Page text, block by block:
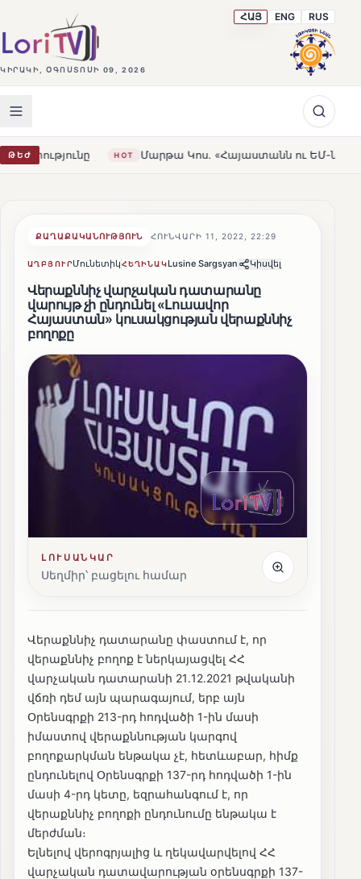
ԿԻՐԱԿԻ, ՕԳՈՍՏՈՍԻ 09, 2026
ՀԱՅ ENG RUS
ԹԵԺ HOT Մարթա Կոս. «Հայաստանն ու ԵՄ-ն երբեք այսքան մոտ
ՔԱՂԱՔԱԿԱՆՈՒԹՅՈՒՆ ՀՈՒՆՎԱՐԻ 11, 2022, 22:29
ԱՂԲՅՈՒՐՄունետիկՀԵՂԻՆԱԿLusine Sargsyan Կիսվել
Վերաքննիչ վարչական դատարանը
վարույթ չի ընդունել «Լուսավոր
Հայաստան» կուսակցության վերաքննիչ
բողոքը
ԼՈՒՍԱՆԿԱՐ
Սեղմիր՝ բացելու համար
Վերաքննիչ դատարանը փաստում է, որ
վերաքննիչ բողոք է ներկայացվել ՀՀ
վարչական դատարանի 21․12․2021 թվականի
վճռի դեմ այն պարագայում, երբ այն
Օրենսգրքի 213-րդ հոդվածի 1-ին մասի
իմաստով վերաքննության կարգով
բողոքարկման ենթակա չէ, հետևաբար, հիմք
ընդունելով Օրենսգրքի 137-րդ հոդվածի 1-ին
մասի 4-րդ կետը, եզրահանգում է, որ
վերաքննիչ բողոքի ընդունումը ենթակա է
մերժման։
Ելնելով վերոգրյալից և ղեկավարվելով ՀՀ
վարչական դատավարության օրենսգրքի 137-